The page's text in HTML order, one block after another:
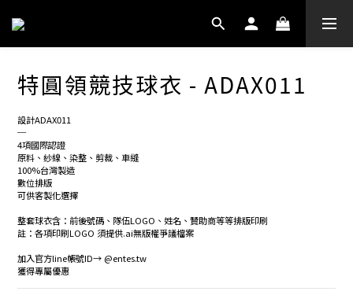
特圓領競技球衣 - ADAX011
設計ADAX011
─
4項國際認證
原料、紗線、染整、剪裁、車縫
100%台灣製造
數位排版
可供客製化選擇
整套球衣含：前後號碼、隊伍LOGO、姓名、贊助商等等排版印刷
註：各項印刷LOGO 須提供.ai無版權爭議檔案
加入官方line帳號ID→ @entes.tw
獲得專屬優惠